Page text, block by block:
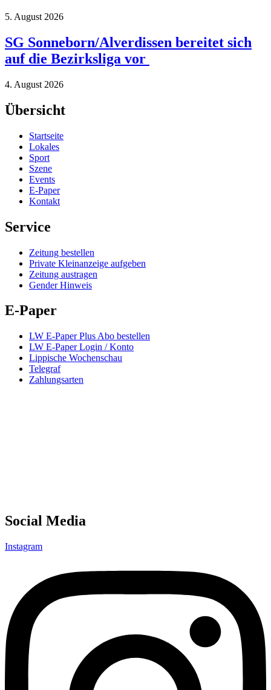
5. August 2026
SG Sonneborn/Alverdissen bereitet sich
auf die Bezirksliga vor
4. August 2026
Übersicht
Startseite
Lokales
Sport
Szene
Events
E-Paper
Kontakt
Service
Zeitung bestellen
Private Kleinanzeige aufgeben
Zeitung austragen
Gender Hinweis
E-Paper
LW E-Paper Plus Abo bestellen
LW E-Paper Login / Konto
Lippische Wochenschau
Telegraf
Zahlungsarten
Social Media
Instagram